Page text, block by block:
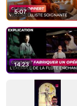
5:07
14:23